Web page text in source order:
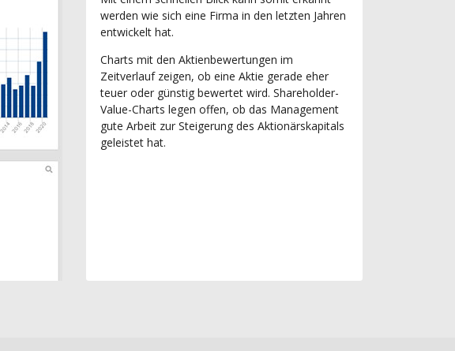
werden wie sich eine Firma in den letzten Jahren
entwickelt hat.
Charts mit den Aktienbewertungen im
Zeitverlauf zeigen, ob eine Aktie gerade eher
teuer oder günstig bewertet wird. Shareholder-
Value-Charts legen offen, ob das Management
gute Arbeit zur Steigerung des Aktionärskapitals
geleistet hat.